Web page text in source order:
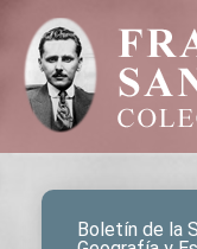
Boletín de la